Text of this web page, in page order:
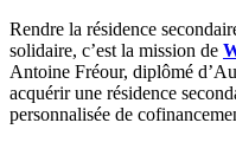
Rendre la résidence
solidaire, c’est la mission de
Antoine Fréour, diplômé
acquérir une résidence
personnalisée de